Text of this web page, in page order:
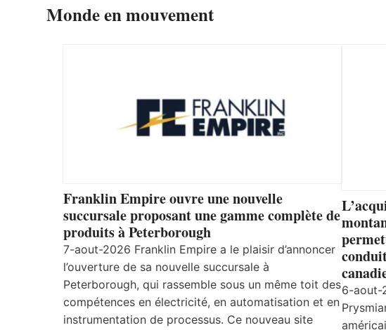
Monde en mouvement
Franklin Empire ouvre une nouvelle
succursale proposant une gamme complète de
produits à Peterborough
7-aout-2026 Franklin Empire a le plaisir d’annoncer
l’ouverture de sa nouvelle succursale à
Peterborough, qui rassemble sous un même toit des
compétences en électricité, en automatisation et en
instrumentation de processus. Ce nouveau site
6-aout-